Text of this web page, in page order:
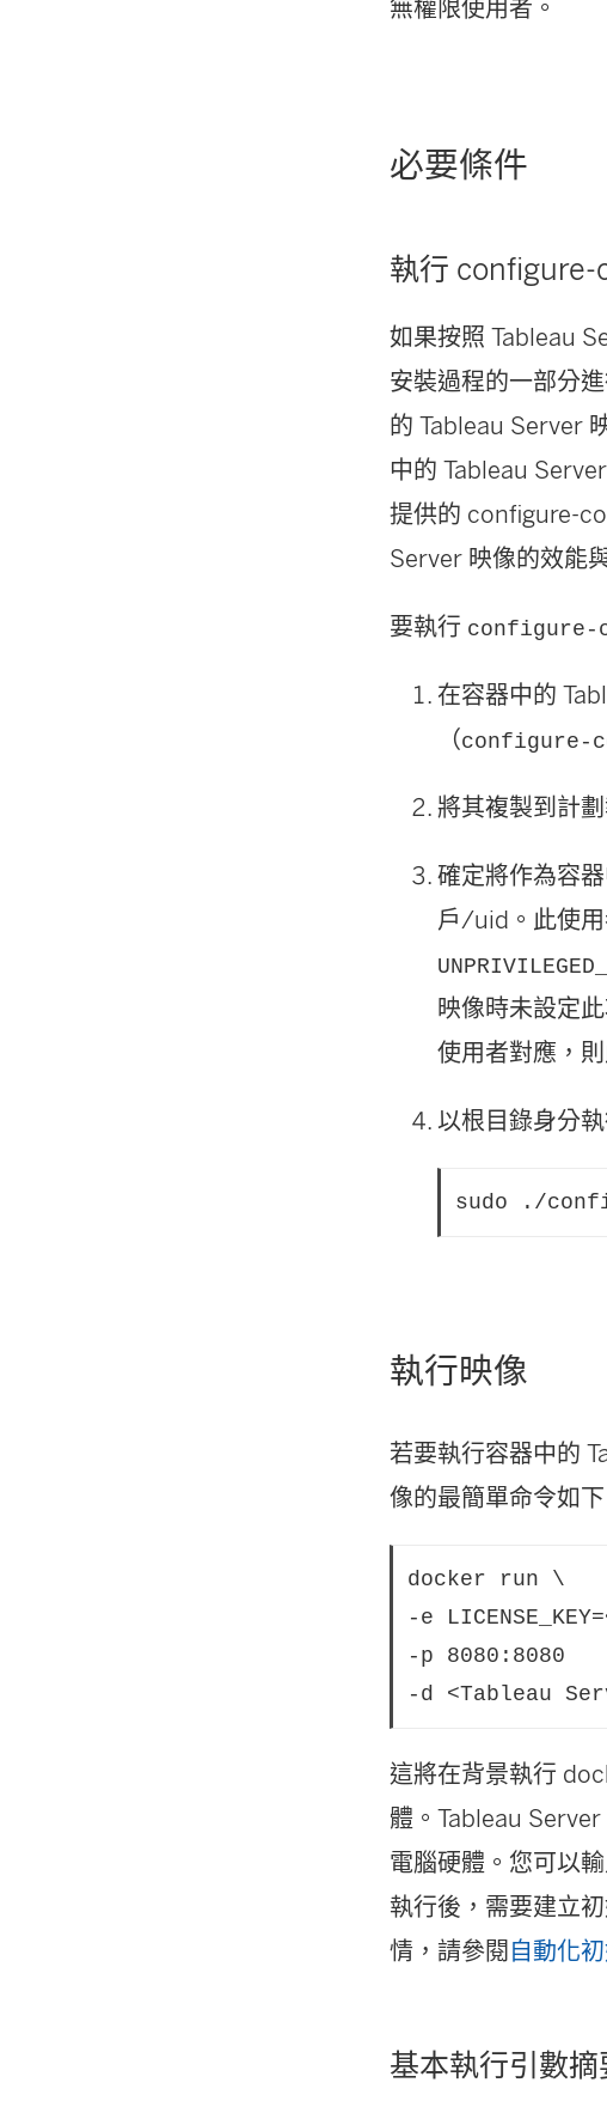
無權限使用者。
必要條件
執行
如果按照 Tableau
安裝過程的一部分
的 Tableau Server
中的 Tableau
提供的 configure-
Server 映像的效能
要執行 configure-
在容器中的
（configure-
將其複製到計
確定將作為容
戶/uid。此使
映像時未設定
使用者對應，
以根目錄身分執
sudo ./
執行映像
若要執行容器中的
像的最簡單命令如下
docker run \
-e
-p 8080:8080
-d <Tableau
這將在背景執行
體。Tableau
電腦硬體。您可以
執行後，需要建立
情，請參閱 自動化
基本執行引數摘